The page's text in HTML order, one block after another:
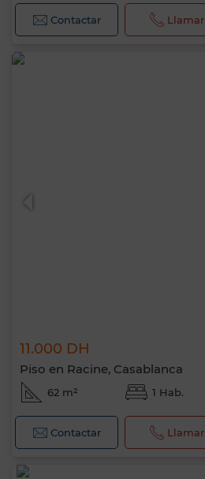
Contactar Llamar
11.000 DH
Piso en Racine, Casablanca
62 m² 1 Hab.
Contactar Llamar